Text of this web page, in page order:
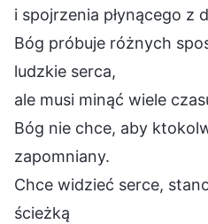
i spojrzenia płynącego z
Bóg próbuje różnych
ludzkie serca,
ale musi minąć wiele
Bóg nie chce, aby
zapomniany.
Chce widzieć serce,
ścieżką